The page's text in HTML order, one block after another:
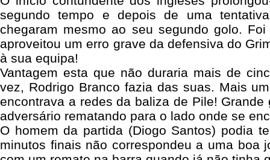
segundo tempo e depois de uma
chegaram mesmo ao seu segundo golo.
aproveitou um erro grave da defensiva do
à sua equipa!
Vantagem esta que não duraria mais de
vez, Rodrigo Branco fazia das suas. Mais
encontrava a redes da baliza de Pile!
adversário rematando para o lado onde se
O homem da partida (Diogo Santos) podia
minutos finais não correspondeu a uma boa